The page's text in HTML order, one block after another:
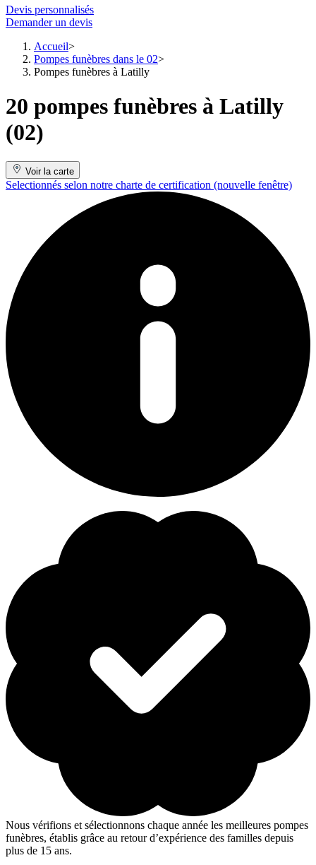
Devis personnalisés
Demander un devis
Accueil
Pompes funèbres dans le 02
Pompes funèbres à Latilly
20 pompes funèbres à Latilly
(02)
Voir la carte
Selectionnés selon notre charte de certification (nouvelle fenêtre)
Nous vérifions et sélectionnons chaque année les meilleures pompes
funèbres, établis grâce au retour d’expérience des familles depuis
plus de 15 ans.